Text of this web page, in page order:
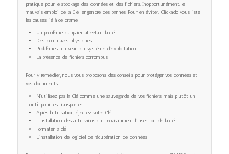
pratique pour le stockage des données et des fichiers. Inopportunément, le
mauvais emploi de la Clé engendre des pannes. Pour en éviter, Clickado vous liste
les causes lié à ce drame.
Un problème d’appareil affectant la clé
Des dommages physiques
Problème au niveau du système d’exploitation
La présence de fichiers corrompus
Pour y remédier, nous vous proposons des conseils pour protéger vos données et
vos documents :
N’utilisez pas la Clé comme une sauvegarde de vos fichiers, mais plutôt un
outil pour les transporter.
Après l’utilisation, éjectez votre Clé
L’installation des anti-virus qui programment l’insertion de la clé
Formater la clé
L’installation de logiciel de récupération de données